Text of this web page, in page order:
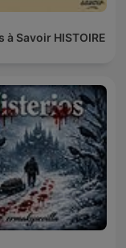
à Savoir HISTOIRE